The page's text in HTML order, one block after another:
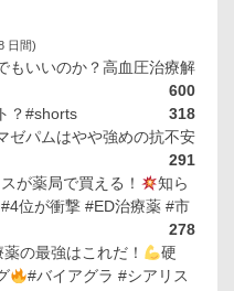
日間)
もいいのか？高血圧治療解
600
？#shorts
318
ゼパムはやや強めの抗不安
291
が薬局で買える！
知ら
#4位が衝撃 #ED治療薬 #市
278
薬の最強はこれだ！
硬
#バイアグラ #シアリス